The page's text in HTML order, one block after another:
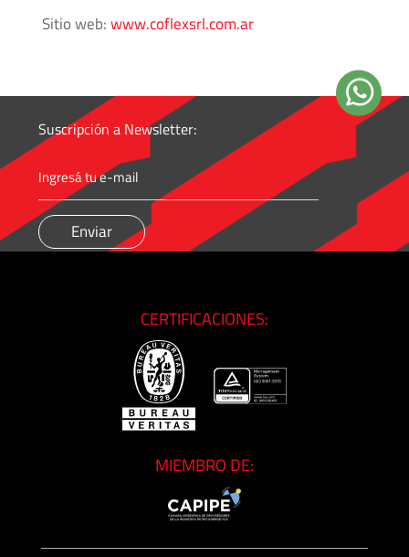
Sitio web:www.coflexsrl.com.ar
Suscripción a Newsletter:
CERTIFICACIONES:
MIEMBRO DE: